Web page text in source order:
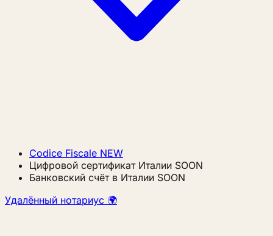
Codice Fiscale NEW
Цифровой сертификат Италии SOON
Банковский счёт в Италии SOON
Удалённый нотариус 🌍